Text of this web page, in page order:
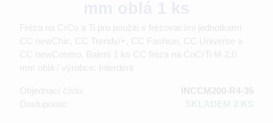
Fréza na CrCo a Ti pro použití s frézovacími jednotkami
CC newChic, CC Trendy/+, CC Fashion, CC Universe a
CC newCosmo. Balení 1 ks CC fréza na CoCrTi M 2,0
mm oblá / výrobce: Interdent
Objednací číslo:
INCCM200-R4-35
Dostupnost:
SKLADEM 2 KS